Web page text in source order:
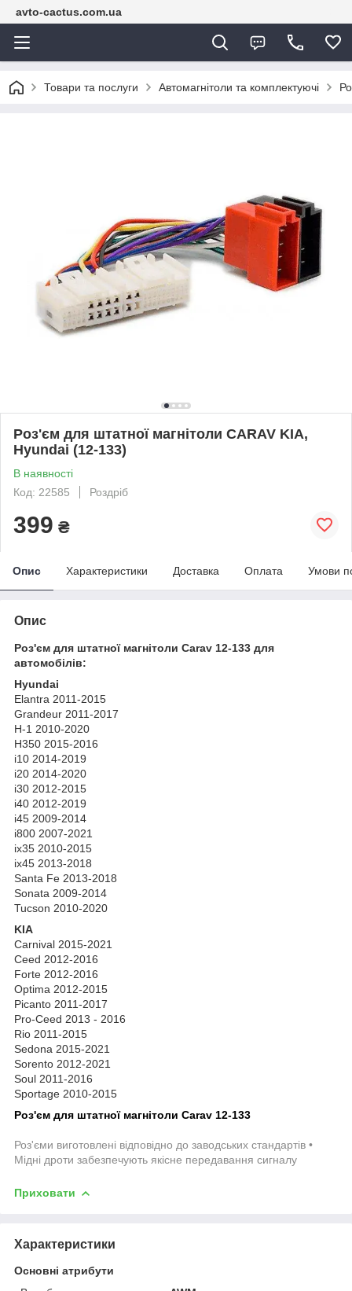
avto-cactus.com.ua
Товари та послуги Автомагнітоли та комплектуючі
Роз'єм для штатної магнітоли CARAV KIA,
Hyundai (12-133)
В наявності
Код: 22585
Роздріб
399 ₴
Опис Характеристики Доставка Оплата Умови
Опис
Роз'єм для штатної магнітоли Carav 12-133 для
автомобілів:
Hyundai
Elantra 2011-2015
Grandeur 2011-2017
H-1 2010-2020
H350 2015-2016
i10 2014-2019
i20 2014-2020
i30 2012-2015
i40 2012-2019
i45 2009-2014
i800 2007-2021
ix35 2010-2015
ix45 2013-2018
Santa Fe 2013-2018
Sonata 2009-2014
Tucson 2010-2020
KIA
Carnival 2015-2021
Ceed 2012-2016
Forte 2012-2016
Optima 2012-2015
Picanto 2011-2017
Pro-Ceed 2013 - 2016
Rio 2011-2015
Sedona 2015-2021
Sorento 2012-2021
Soul 2011-2016
Sportage 2010-2015
Роз'єм для штатної магнітоли Carav 12-133
Роз'єми виготовлені відповідно до заводських стандартів •
Мідні дроти забезпечують якісне передавання сигналу
Приховати
Характеристики
Основні атрибути